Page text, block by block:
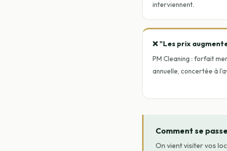
interviennent.
❌ "Les prix
PM Cleaning : forfait
annuelle, concertée à
Comment se
On vient visiter vos